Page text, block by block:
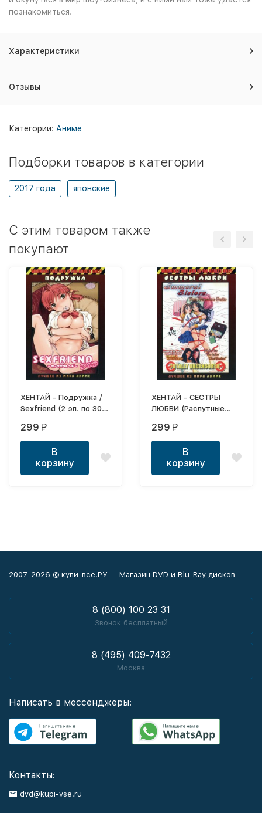
познакомиться.
Характеристики
Отзывы
Категории: Аниме
Подборки товаров в категории
2017 года японские
C этим товаром также
покупают
ХЕНТАЙ - Подружка /
Sexfriend (2 эп. по 30
299 ₽
В
корзину
ХЕНТАЙ - СЕСТРЫ
ЛЮБВИ (Распутные
30 мин.) / Immoral
Sisters OVA (Ai Shimai,
2001) (ОБНОВЛЕН!)
299 ₽
В
корзину
2007-2026 © купи-все.РУ — Магазин DVD и Blu-Ray дисков
8 (800) 100 23 31
Звонок бесплатный
8 (495) 409-7432
Москва
Написать в мессенджеры:
Контакты:
dvd@kupi-vse.ru